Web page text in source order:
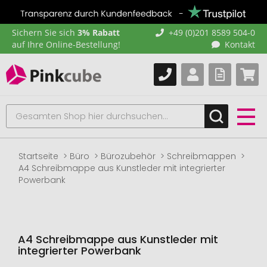
Sichern Sie sich 3% Rabatt
auf Ihre Online-Bestellung!
+49 (0)201 8589 504-0
Kontakt
Startseite Büro Bürozubehör
Schreibmappen
A4 Schreibmappe aus Kunstleder mit integrierter
Powerbank
A4 Schreibmappe aus Kunstleder mit
integrierter Powerbank